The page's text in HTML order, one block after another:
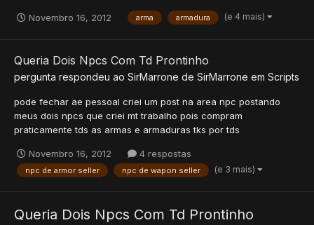
Novembro 16, 2012 arma armadura (e 4 mais)
Queria Dois Npcs Com Td Prontinho
pergunta respondeu ao SirMarrone de SirMarrone em Scripts
pode fechar ae pessoal criei um post na area npc postando
meus dois npcs que criei mt trabalho pois compram
praticamente tds as armas e armaduras tks por tds
Novembro 16, 2012 4 respostas
npc de armor seller npc de wapon seller (e 3 mais)
Queria Dois Npcs Com Td Prontinho